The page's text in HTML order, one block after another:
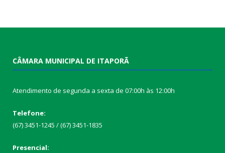
CÂMARA MUNICIPAL DE ITAPORÃ
Atendimento de segunda a sexta de 07:00h às 12:00h
Telefone:
(67) 3451-1245 / (67) 3451-1835
Presencial: